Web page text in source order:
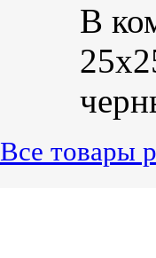
В
Все товары